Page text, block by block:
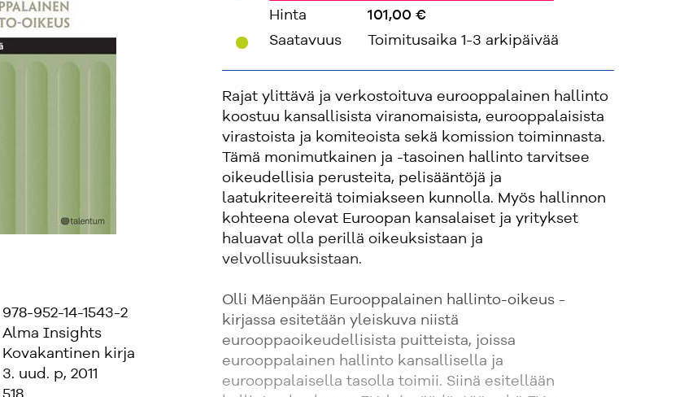
978-952-14-1543-2
Alma Insights
Kovakantinen kirja
3. uud. p, 2011
Hinta
101,00 €
Saatavuus
Toimitusaika 1-3 arkipäivää
Rajat ylittävä ja verkostoituva eurooppalainen hallinto
koostuu kansallisista viranomaisista, eurooppalaisista
virastoista ja komiteoista sekä komission toiminnasta.
Tämä monimutkainen ja -tasoinen hallinto tarvitsee
oikeudellisia perusteita, pelisääntöjä ja
laatukriteereitä toimiakseen kunnolla. Myös hallinnon
kohteena olevat Euroopan kansalaiset ja yritykset
haluavat olla perillä oikeuksistaan ja
velvollisuuksistaan.
Olli Mäenpään Eurooppalainen hallinto-oikeus -
kirjassa esitetään yleiskuva niistä
eurooppaoikeudellisista puitteista, joissa
eurooppalainen hallinto kansallisella ja
eurooppalaisella tasolla toimii. Siinä esitellään